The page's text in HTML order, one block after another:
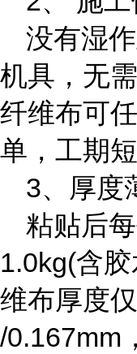
没有湿
机具，无
纤维布可
单，工期短
3、厚度
粘贴后
1.0kg(含
维布厚度仅
/0.167mm